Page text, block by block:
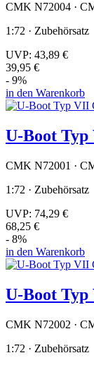
CMK N72004 ·
1:72 · Zubehörsatz
UVP: 43,89 €
39,95 €
- 9%
in den Warenkorb
U-Boot
CMK N72001 ·
1:72 · Zubehörsatz
UVP: 74,29 €
68,25 €
- 8%
in den Warenkorb
U-Boot
CMK N72002 ·
1:72 · Zubehörsatz